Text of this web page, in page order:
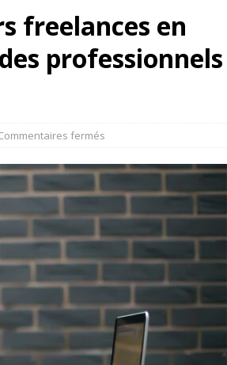
freelances en
professionnels
fermés